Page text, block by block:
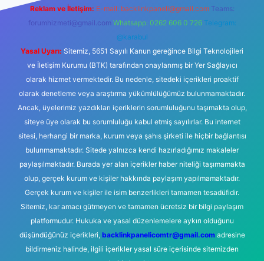
Reklam ve İletişim: E-mail: backlinkpaneli@gmail.com Teams:
forumhizmeti@gmail.com Whatsapp: 0262 606 0 726 Telegram:
@karabul
Yasal Uyarı: Sitemiz, 5651 Sayılı Kanun gereğince Bilgi Teknolojileri
ve İletişim Kurumu (BTK) tarafından onaylanmış bir Yer Sağlayıcı
olarak hizmet vermektedir. Bu nedenle, sitedeki içerikleri proaktif
olarak denetleme veya araştırma yükümlülüğümüz bulunmamaktadır.
Ancak, üyelerimiz yazdıkları içeriklerin sorumluluğunu taşımakta olup,
siteye üye olarak bu sorumluluğu kabul etmiş sayılırlar. Bu internet
sitesi, herhangi bir marka, kurum veya şahıs şirketi ile hiçbir bağlantısı
bulunmamaktadır. Sitede yalnızca kendi hazırladığımız makaleler
paylaşılmaktadır. Burada yer alan içerikler haber niteliği taşımamakta
olup, gerçek kurum ve kişiler hakkında paylaşım yapılmamaktadır.
Gerçek kurum ve kişiler ile isim benzerlikleri tamamen tesadüfidir.
Sitemiz, kar amacı gütmeyen ve tamamen ücretsiz bir bilgi paylaşım
platformudur. Hukuka ve yasal düzenlemelere aykırı olduğunu
düşündüğünüz içerikleri, backlinkpanelicomtr@gmail.comadresine
bildirmeniz halinde, ilgili içerikler yasal süre içerisinde sitemizden